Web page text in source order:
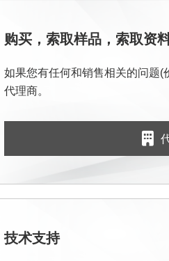
购买，索取样品，索取资
如果您有任何和销售相关的问题
代理商。
技术支持